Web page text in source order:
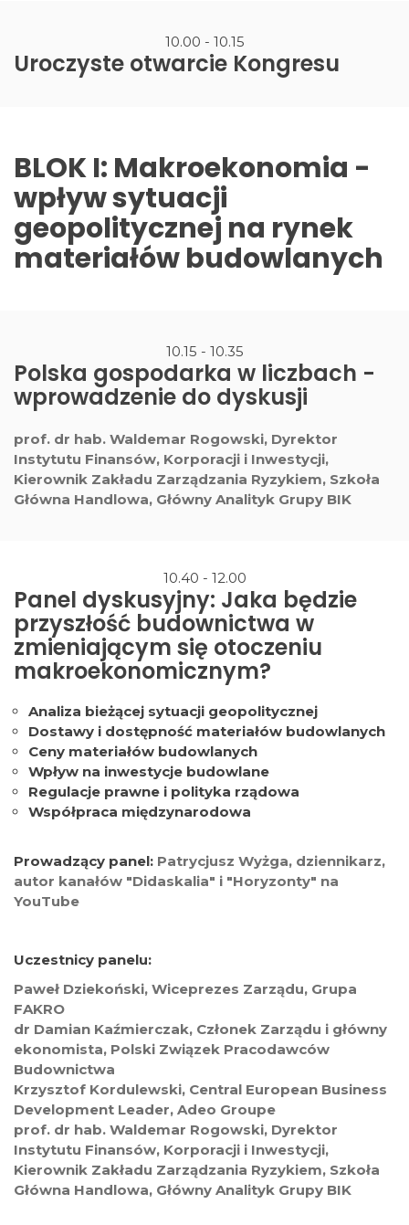
10.00 - 10.15
Uroczyste otwarcie Kongresu
BLOK I: Makroekonomia -
wpływ sytuacji
geopolitycznej na rynek
materiałów budowlanych
10.15 - 10.35
Polska gospodarka w liczbach -
wprowadzenie do dyskusji
prof. dr hab. Waldemar Rogowski, Dyrektor
Instytutu Finansów, Korporacji i Inwestycji,
Kierownik Zakładu Zarządzania Ryzykiem, Szkoła
Główna Handlowa, Główny Analityk Grupy BIK
10.40 - 12.00
Panel dyskusyjny: Jaka będzie
przyszłość budownictwa w
zmieniającym się otoczeniu
makroekonomicznym?
Analiza bieżącej sytuacji geopolitycznej
Dostawy i dostępność materiałów budowlanych
Ceny materiałów budowlanych
Wpływ na inwestycje budowlane
Regulacje prawne i polityka rządowa
Współpraca międzynarodowa
Prowadzący panel: Patrycjusz Wyżga, dziennikarz,
autor kanałów "Didaskalia" i "Horyzonty" na
YouTube
Uczestnicy panelu:
Paweł Dziekoński, Wiceprezes Zarządu, Grupa
FAKRO
dr Damian Kaźmierczak, Członek Zarządu i główny
ekonomista, Polski Związek Pracodawców
Budownictwa
Krzysztof Kordulewski, Central European Business
Development Leader, Adeo Groupe
prof. dr hab. Waldemar Rogowski, Dyrektor
Instytutu Finansów, Korporacji i Inwestycji,
Kierownik Zakładu Zarządzania Ryzykiem, Szkoła
Główna Handlowa, Główny Analityk Grupy BIK